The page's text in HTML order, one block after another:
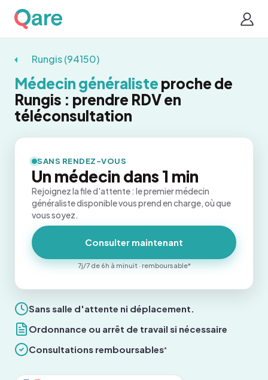
Rungis (94150)
Médecin généraliste proche de
Rungis : prendre RDV en
téléconsultation
Sans salle d'attente ni déplacement.
Ordonnance ou arrêt de travail si nécessaire
Consultations remboursables*
SANS RENDEZ-VOUS
Un médecin dans 1 min
Rejoignez la file d'attente : le premier médecin
généraliste disponible vous prend en charge, où que
vous soyez.
Consulter maintenant
7j/7 de 6h à minuit · remboursable*